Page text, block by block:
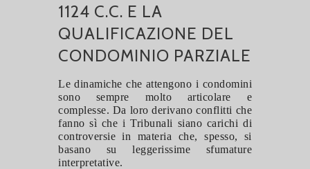
1124 C.C. E LA
QUALIFICAZIONE DEL
CONDOMINIO PARZIALE
Le dinamiche che attengono i condomini
sono sempre molto articolare e
complesse. Da loro derivano conflitti che
fanno sì che i Tribunali siano carichi di
controversie in materia che, spesso, si
basano su leggerissime sfumature
interpretative.